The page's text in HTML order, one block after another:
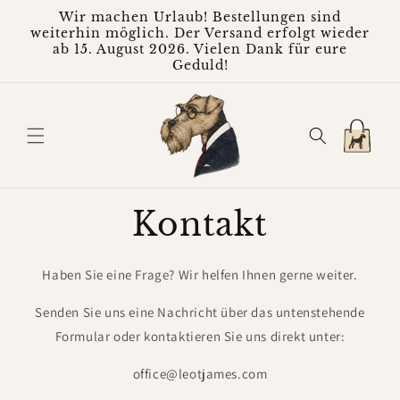
Inhalt
Wir machen Urlaub! Bestellungen sind
weiterhin möglich. Der Versand erfolgt wieder
ab 15. August 2026. Vielen Dank für eure
Geduld!
Warenkorb
Kontakt
Haben Sie eine Frage? Wir helfen Ihnen gerne weiter.
Senden Sie uns eine Nachricht über das untenstehende
Formular oder kontaktieren Sie uns direkt unter:
office@leotjames.com